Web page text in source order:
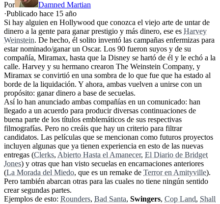
Por
Damned Martian
·Publicado hace 15 año
Si hay alguien en Hollywood que conozca el viejo arte de untar de
dinero a la gente para ganar prestigio y más dinero, ese es Harvey
Weinstein. De hecho, él solito inventó las campañas enfermizas para
estar nominado/ganar un Oscar. Los 90 fueron suyos y de su
compañía, Miramax, hasta que la Disney se hartó de él y le echó a la
calle. Harvey y su hermano crearon The Weinstein Company, y
Miramax se convirtió en una sombra de lo que fue que ha estado al
borde de la liquidación. Y ahora, ambas vuelven a unirse con un
propósito: ganar dinero a base de secuelas.
Así lo han anunciado ambas compañías en un comunicado: han
llegado a un acuerdo para producir diversas continuaciones de
buena parte de los títulos emblemáticos de sus respectivas
filmografías. Pero no creáis que hay un criterio para filtrar
candidatos. Las películas que se mencionan como futuros proyectos
incluyen algunas que ya tienen experiencia en esto de las nuevas
entregas (Clerks, Abierto Hasta el Amanecer, El Diario de Bridget
Jones) y otras que han visto secuelas en encarnaciones anteriores
(La Morada del Miedo, que es un remake de Terror en Amityville).
Pero también abarcan otras para las cuales no tiene ningún sentido
crear segundas partes.
Ejemplos de esto: Rounders, Bad Santa, Swingers, Cop Land, Shall